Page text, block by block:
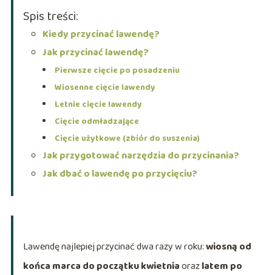
Spis treści:
Kiedy przycinać lawendę?
Jak przycinać lawendę?
Pierwsze cięcie po posadzeniu
Wiosenne cięcie lawendy
Letnie cięcie lawendy
Cięcie odmładzające
Cięcie użytkowe (zbiór do suszenia)
Jak przygotować narzędzia do przycinania?
Jak dbać o lawendę po przycięciu?
Lawendę najlepiej przycinać dwa razy w roku:wiosną od
końca marca do początku kwietniaorazlatem po